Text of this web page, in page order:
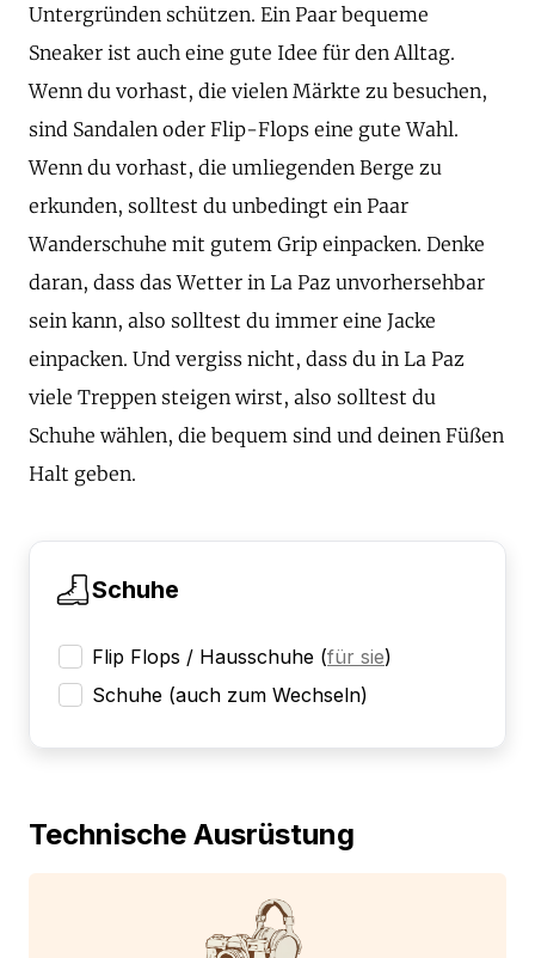
Untergründen schützen. Ein Paar bequeme
Sneaker ist auch eine gute Idee für den Alltag.
Wenn du vorhast, die vielen Märkte zu besuchen,
sind Sandalen oder Flip-Flops eine gute Wahl.
Wenn du vorhast, die umliegenden Berge zu
erkunden, solltest du unbedingt ein Paar
Wanderschuhe mit gutem Grip einpacken. Denke
daran, dass das Wetter in La Paz unvorhersehbar
sein kann, also solltest du immer eine Jacke
einpacken. Und vergiss nicht, dass du in La Paz
viele Treppen steigen wirst, also solltest du
Schuhe wählen, die bequem sind und deinen Füßen
Halt geben.
Schuhe
Flip Flops / Hausschuhe (für sie)
Schuhe (auch zum Wechseln)
Technische Ausrüstung